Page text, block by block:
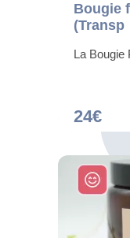
Bougie
(Transp
La Bougie
24€